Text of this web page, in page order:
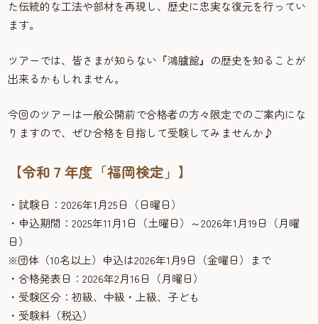
た伝統的な工法や部材を再現し、歴史に忠実な復元を行ってい
ます。
ツアーでは、皆さまが知らない『鴻臚館』の歴史を知ることが
出来るかもしれません。
今回のツアーは一般公開前で合格者の方々限定でのご案内にな
りますので、ぜひ合格を目指して受験してみませんか♪
【令和７年度「福岡検定」】
・試験日：2026年1月25日（日曜日）
・申込期間：2025年11月1日（土曜日）～2026年1月19日（月曜
日）
※団体（10名以上）申込は2026年1月9日（金曜日）まで
・合格発表日：2026年2月16日（月曜日）
・受験区分：初級、中級・上級、子ども
・受験料（税込）